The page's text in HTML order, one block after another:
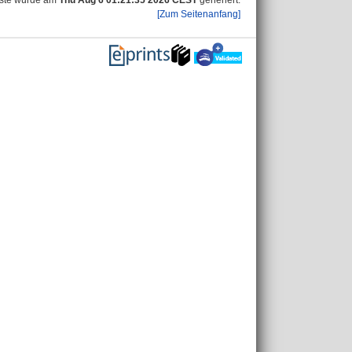
[Zum Seitenanfang]